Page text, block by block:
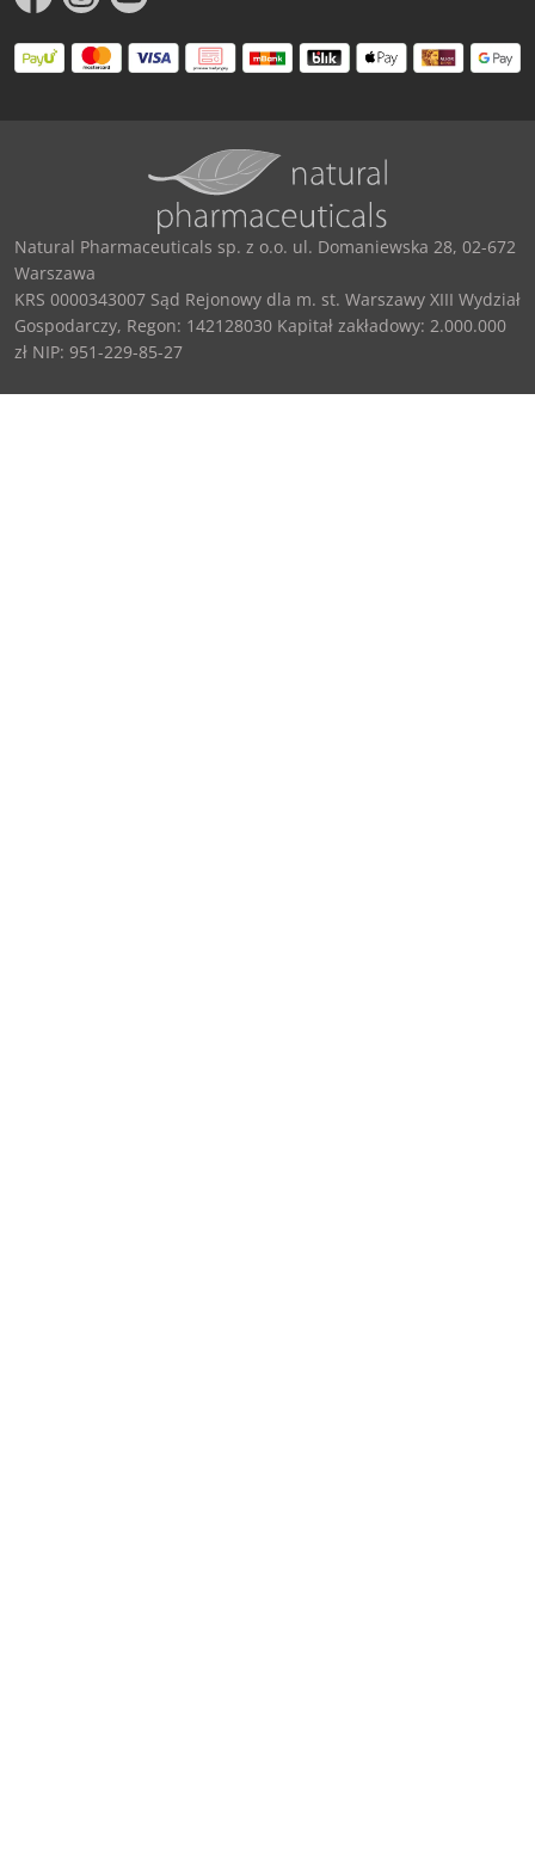
Natural Pharmaceuticals sp. z o.o. ul. Domaniewska 28, 02-672
Warszawa
KRS 0000343007 Sąd Rejonowy dla m. st. Warszawy XIII Wydział
Gospodarczy, Regon: 142128030 Kapitał zakładowy: 2.000.000
zł NIP: 951-229-85-27